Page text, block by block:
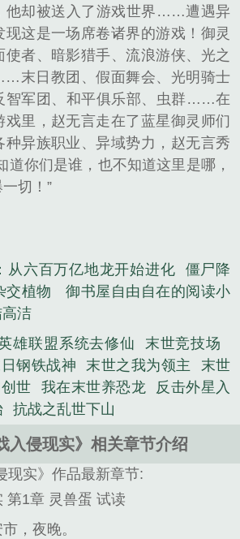
他却被送入了游戏世界……遭遇异
这是一场席卷诸界的游戏！御灵
使者、暗影猎手、流浪游侠、光之
末日教团、假面舞会、光明骑士
智军团、和平俱乐部、虫群……在
戏里，赵无言走在了蓝星御灵师们
种异族职业、异域势力，赵无言秀
道你们是谁，也不知道这里是哪，
切！”
从六百万亿地龙开始进化
僵尸降
交植物
御书屋自由自在的阅读小
洁
雄联盟系统去修仙
末世竞技场
钢铁战神 末世之我为领主
末世
世 我在末世养恐龙
反击外星入
抗战之乱世下山
入侵现实》相关章节介绍
现实》作品最新章节:
第1章 灵兽蛋 试读
，夜晚。